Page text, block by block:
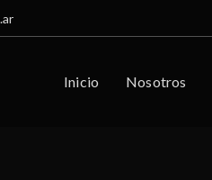
Inicio Nosotros